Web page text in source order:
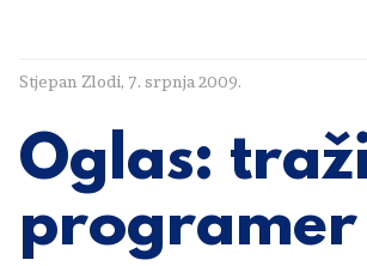
Stjepan Zlodi, 7. srpnja 2009.
Oglas:
programer